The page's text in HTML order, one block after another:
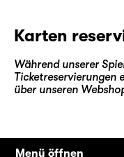
Karten
Während unserer
Ticketreservierungen
über unseren
Menü öffnen